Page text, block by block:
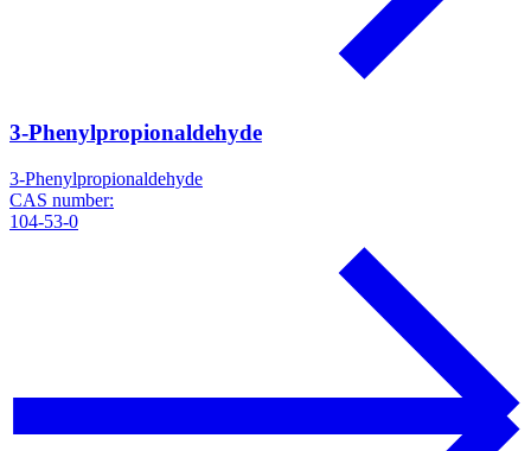
3-Phenylpropionaldehyde
3-Phenylpropionaldehyde
CAS number:
104-53-0